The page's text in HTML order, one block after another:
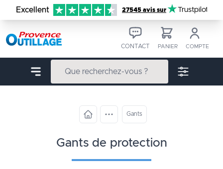
Aller au contenu
Excellent 27545 avis sur Trustpilot
CONTACT PANIER COMPTE
Gants
gants de protection